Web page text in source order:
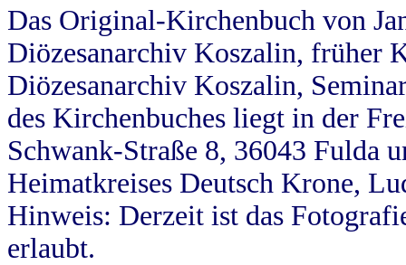
Das Original-Kirchenbuch von
Diözesanarchiv Koszalin, früher
Diözesanarchiv Koszalin,
des Kirchenbuches liegt in der
Schwank-Straße 8, 36043 Fulda
Heimatkreises Deutsch Krone,
Hinweis: Derzeit ist das
erlaubt.